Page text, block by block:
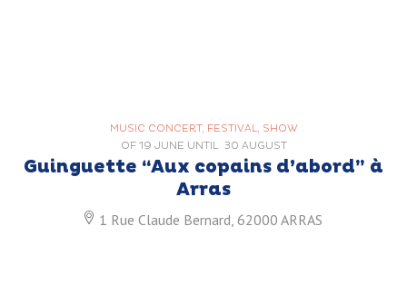
MUSIC CONCERT, FESTIVAL, SHOW
OF 19 JUNE UNTIL 30 AUGUST
Guinguette “Aux copains d’abord” à
Arras
1 Rue Claude Bernard, 62000 ARRAS